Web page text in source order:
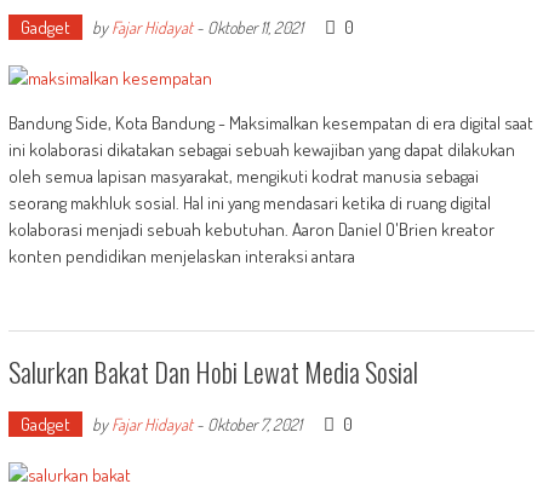
Gadget byFajar Hidayat- Oktober 11, 2021 0
Bandung Side, Kota Bandung - Maksimalkan kesempatan di era digital saat
ini kolaborasi dikatakan sebagai sebuah kewajiban yang dapat dilakukan
oleh semua lapisan masyarakat, mengikuti kodrat manusia sebagai
seorang makhluk sosial. Hal ini yang mendasari ketika di ruang digital
kolaborasi menjadi sebuah kebutuhan. Aaron Daniel O'Brien kreator
konten pendidikan menjelaskan interaksi antara
Salurkan Bakat Dan Hobi Lewat Media Sosial
Gadget byFajar Hidayat- Oktober 7, 2021 0